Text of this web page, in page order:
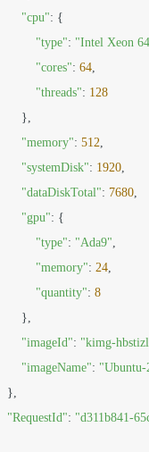
"cpu": {
"type": "Intel Xeon
"cores": 64,
"threads": 128
},
"memory": 512,
"systemDisk": 1920,
"dataDiskTotal": 7680,
"gpu": {
"type": "Ada9",
"memory": 24,
"quantity": 8
},
"imageId": "kimg-
"imageName": "Ubuntu-
},
"RequestId": "d311b841-